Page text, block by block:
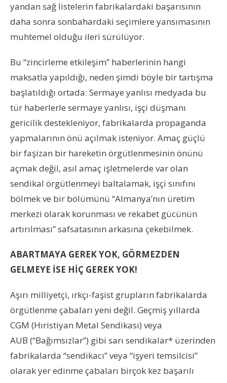
yandan sağ listelerin fabrikalardaki başarısının
daha sonra sonbahardaki seçimlere yansımasının
muhtemel olduğu ileri sürülüyor.
Bu “zincirleme etkileşim” haberlerinin hangi
maksatla yapıldığı, neden şimdi böyle bir tartışma
başlatıldığı ortada: Sermaye yanlısı medyada bu
tür haberlerle sermaye yanlısı, işçi düşmanı
gericilik destekleniyor, fabrikalarda propaganda
yapmalarının önü açılmak isteniyor. Amaç güçlü
bir faşizan bir hareketin örgütlenmesinin önünü
açmak değil, asıl amaç işletmelerde var olan
sendikal örgütlenmeyi baltalamak, işçi sınıfını
bölmek ve bir bölümünü “Almanya’nın üretim
merkezi olarak korunması ve rekabet gücünün
artırılması” safsatasının arkasına çekebilmek.
ABARTMAYA GEREK YOK, GÖRMEZDEN
GELMEYE İSE HİÇ GEREK YOK!
Aşırı milliyetçi, ırkçı-faşist grupların fabrikalarda
örgütlenme çabaları yeni değil. Geçmiş yıllarda
CGM (Hıristiyan Metal Sendikası) veya
AUB (“Bağımsızlar”) gibi sarı sendikalar* üzerinden
fabrikalarda “sendikacı” veya “işyeri temsilcisi”
olarak yer edinme çabaları birçok kez başarılı